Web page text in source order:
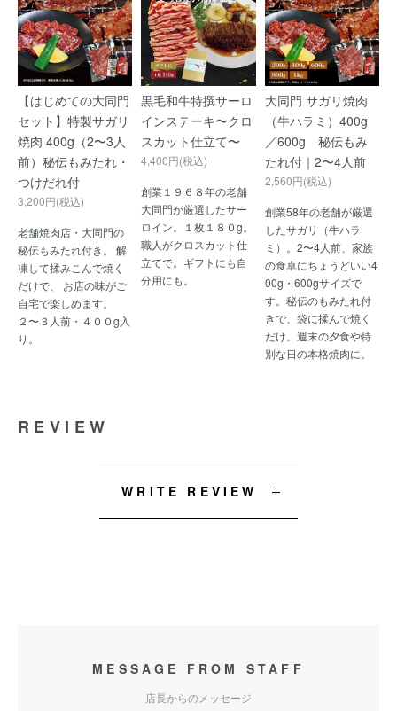
【はじめての大同門
セット】特製サガリ
焼肉 400g（2〜3人
前）秘伝もみたれ・
つけだれ付
3,200円(税込)
老舗焼肉店・大同門の
秘伝もみたれ付き。 解
凍して揉みこんで焼く
だけで、 お店の味がご
自宅で楽しめます。
２〜３人前・４００g入
り。
黒毛和牛特撰サーロ
インステーキ〜クロ
スカット仕立て〜
4,400円(税込)
創業１９６８年の老舗
大同門が厳選したサー
ロイン。１枚１８０g。
職人がクロスカット仕
立てで。ギフトにも自
分用にも。
大同門 サガリ焼肉
（牛ハラミ）400g
／600g 秘伝もみ
たれ付｜2〜4人前
2,560円(税込)
創業58年の老舗が厳選
したサガリ（牛ハラ
ミ）。2〜4人前、家族
の食卓にちょうどいい4
00g・600gサイズで
す。秘伝のもみたれ付
きで、袋に揉んで焼く
だけ。週末の夕食や特
別な日の本格焼肉に。
REVIEW
WRITE REVIEW
MESSAGE FROM STAFF
店長からのメッセージ